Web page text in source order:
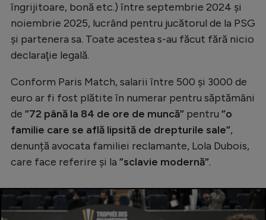
Intră în cont
Creează cont
îngrijitoare, bonă etc.) între septembrie 2024 şi
noiembrie 2025, lucrând pentru jucătorul de la PSG
şi partenera sa. Toate acestea s-au făcut fără nicio
declaraţie legală.
Conform Paris Match, salarii între 500 şi 3000 de
euro ar fi fost plătite în numerar pentru săptămâni
de ”72 până la 84 de ore de muncă” pentru ”o
familie care se află lipsită de drepturile sale”,
denunță avocata familiei reclamante, Lola Dubois,
care face referire şi la ”sclavie modernă”.